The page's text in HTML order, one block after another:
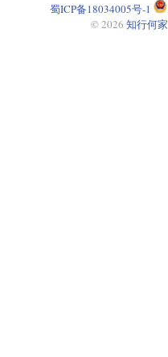
蜀ICP备18034005号-1
© 2026 知行何家